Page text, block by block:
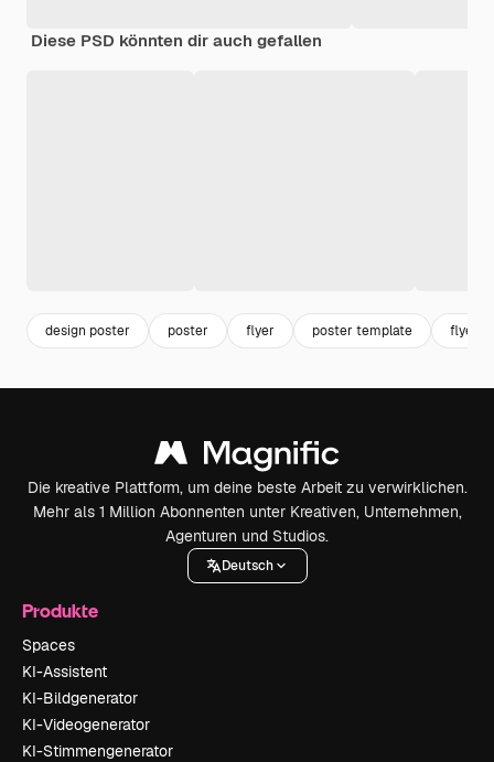
Diese PSD könnten dir auch gefallen
design poster poster flyer poster template flyer
Die kreative Plattform, um deine beste Arbeit zu verwirklichen.
Mehr als 1 Million Abonnenten unter Kreativen, Unternehmen,
Agenturen und Studios.
Deutsch
Produkte
Spaces
KI-Assistent
KI-Bildgenerator
KI-Videogenerator
KI-Stimmengenerator